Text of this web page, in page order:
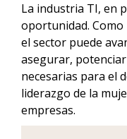
La industria TI, en
oportunidad. Como
el sector puede
asegurar,
necesarias para el
liderazgo de la
empresas.